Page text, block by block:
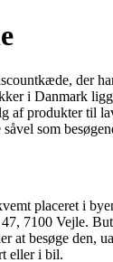
der
i Danmark
af produkter til
som
placeret i
7100 Vejle.
at besøge den,
eller i bil.